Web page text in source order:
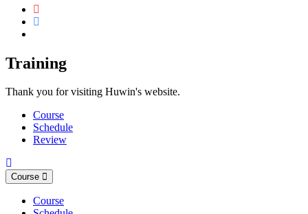
Training
Thank you for visiting Huwin's website.
Course
Schedule
Review
Course
Course